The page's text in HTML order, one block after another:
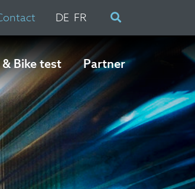
DE FR
& Bike test Partner